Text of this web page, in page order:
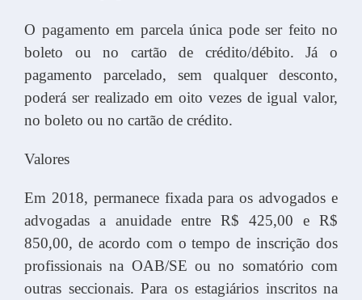
O pagamento em parcela única pode ser feito no
boleto ou no cartão de crédito/débito. Já o
pagamento parcelado, sem qualquer desconto,
poderá ser realizado em oito vezes de igual valor,
no boleto ou no cartão de crédito.
Valores
Em 2018, permanece fixada para os advogados e
advogadas a anuidade entre R$ 425,00 e R$
850,00, de acordo com o tempo de inscrição dos
profissionais na OAB/SE ou no somatório com
outras seccionais. Para os estagiários inscritos na